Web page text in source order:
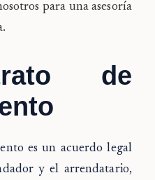
para una asesoría
de
es un acuerdo legal
y el arrendatario,